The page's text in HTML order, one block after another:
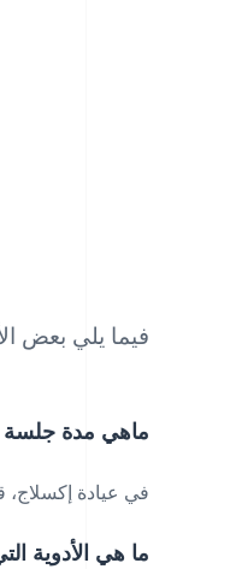
فيما يلي بعض
ماهي مدة جلسة
في عيادة إكسلاج، قد تتراوح مدة الجلسة من 30 دقيقة
ما هي الأدوية